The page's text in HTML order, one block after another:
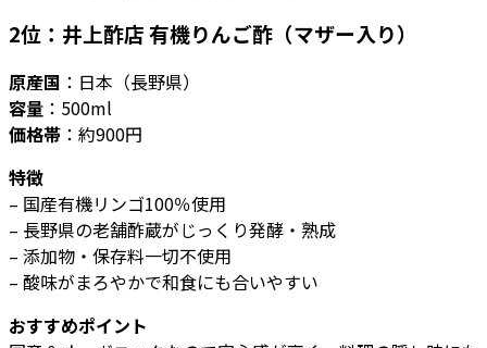
2位：井上酢店 有機りんご酢（マザー入り）
原産国 ：日本（長野県）
容量 ：500ml
価格帯 ：約900円
特徴
– 国産有機リンゴ100％使用
– 長野県の老舗酢蔵がじっくり発酵・熟成
– 添加物・保存料一切不使用
– 酸味がまろやかで和食にも合いやすい
おすすめポイント